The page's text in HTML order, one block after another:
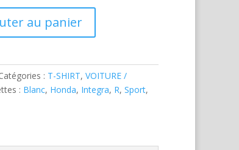
au panier
: T-SHIRT,VOITURE /
: Blanc, Honda, Integra, R,Sport,